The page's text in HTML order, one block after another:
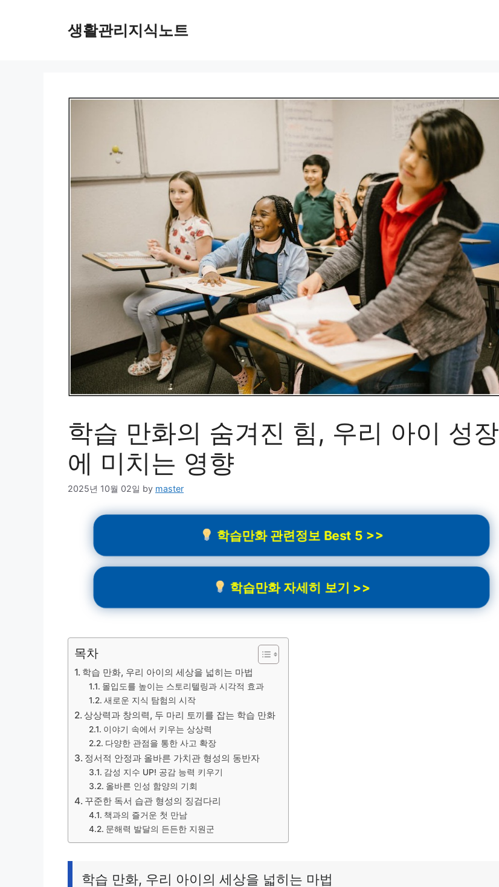
생활관리지식노트
학습 만화의 숨겨진 힘, 우리 아이 성장
에 미치는 영향
2025년 10월 02일 by master
학습만화 관련정보 Best 5 >>
학습만화 자세히 보기 >>
목차
학습 만화, 우리 아이의 세상을 넓히는 마법
몰입도를 높이는 스토리텔링과 시각적 효과
새로운 지식 탐험의 시작
상상력과 창의력, 두 마리 토끼를 잡는 학습 만화
이야기 속에서 키우는 상상력
다양한 관점을 통한 사고 확장
정서적 안정과 올바른 가치관 형성의 동반자
감성 지수 UP! 공감 능력 키우기
올바른 인성 함양의 기회
꾸준한 독서 습관 형성의 징검다리
책과의 즐거운 첫 만남
문해력 발달의 든든한 지원군
학습 만화, 우리 아이의 세상을 넓히는 마법